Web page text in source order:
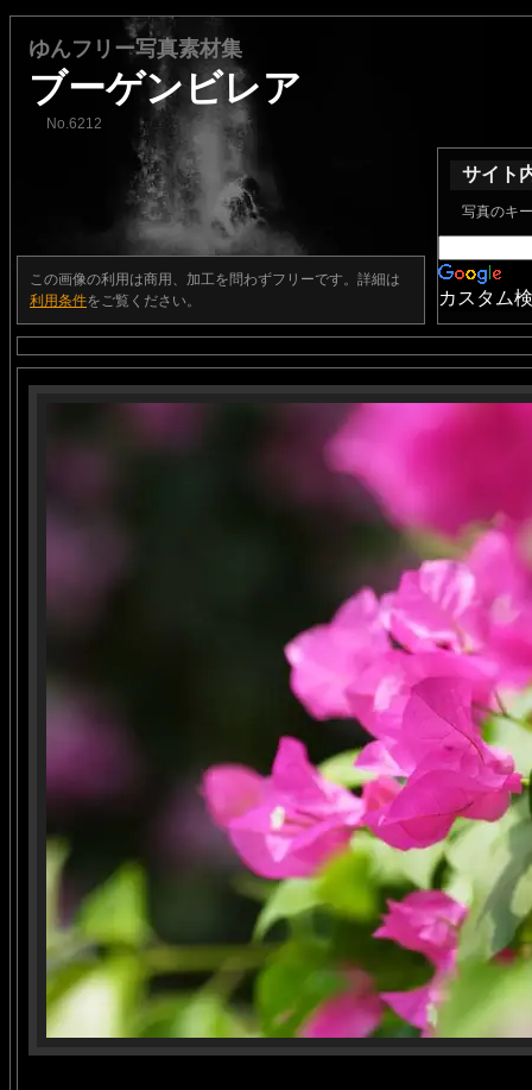
ゆんフリー写真素材集
ブーゲンビレア
No.6212
この画像の利用は商用、加工を問わずフリーです。詳細は
利用条件をご覧ください。
サイト
写真のキ
カスタム